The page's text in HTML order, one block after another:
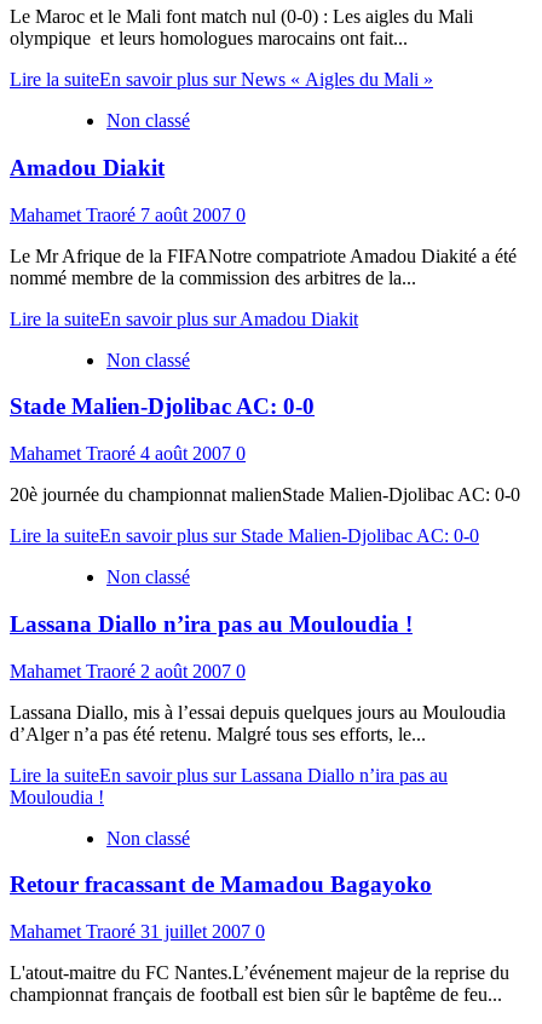
Le Maroc et le Mali font match nul (0-0) : Les aigles du Mali
olympique et leurs homologues marocains ont fait...
Lire la suiteEn savoir plus sur News « Aigles du Mali »
Non classé
Amadou Diakit
Mahamet Traoré 7 août 2007 0
Le Mr Afrique de la FIFANotre compatriote Amadou Diakité a été
nommé membre de la commission des arbitres de la...
Lire la suiteEn savoir plus sur Amadou Diakit
Non classé
Stade Malien-Djolibac AC: 0-0
Mahamet Traoré 4 août 2007 0
20è journée du championnat malienStade Malien-Djolibac AC: 0-0
Lire la suiteEn savoir plus sur Stade Malien-Djolibac AC: 0-0
Non classé
Lassana Diallo n’ira pas au Mouloudia !
Mahamet Traoré 2 août 2007 0
Lassana Diallo, mis à l’essai depuis quelques jours au Mouloudia
d’Alger n’a pas été retenu. Malgré tous ses efforts, le...
Lire la suiteEn savoir plus sur Lassana Diallo n’ira pas au
Mouloudia !
Non classé
Retour fracassant de Mamadou Bagayoko
Mahamet Traoré 31 juillet 2007 0
L'atout-maitre du FC Nantes.L’événement majeur de la reprise du
championnat français de football est bien sûr le baptême de feu...